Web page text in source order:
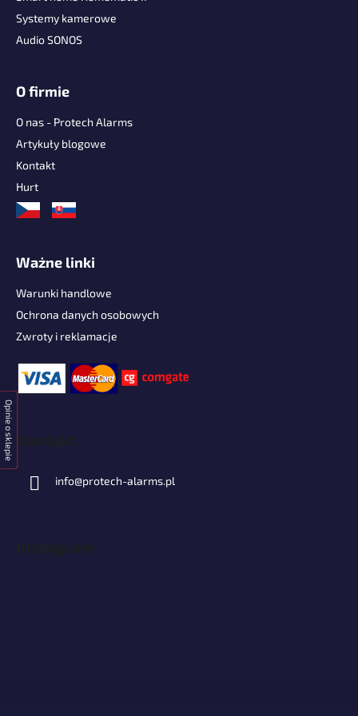
Opinie o sklepie
Systemy kamerowe
Audio SONOS
O firmie
O nas - Protech Alarms
Artykuły blogowe
Kontakt
Hurt
Ważne linki
Warunki handlowe
Ochrona danych osobowych
Zwroty i reklamacje
Kontakt
info@protech-alarms.pl
Instagram